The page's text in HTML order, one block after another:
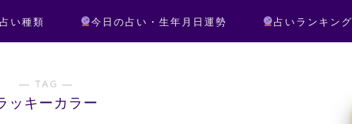
占い種類 今日の占い・生年月日運勢 占いランキング
― TAG ―
ッキーカラー